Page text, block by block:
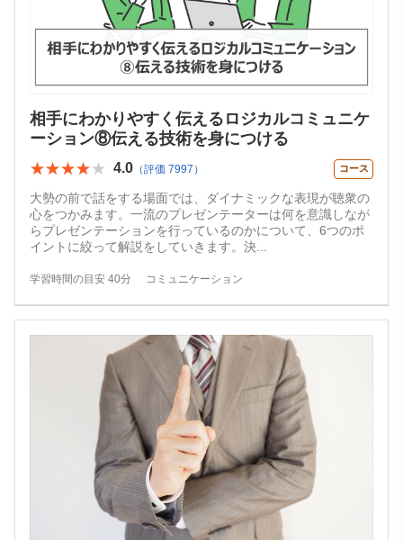
相手にわかりやすく伝えるロジカルコミュニケ
ーション⑧伝える技術を身につける
★★★★★
★★★★★ 4.0 （評価 7997） コース
大勢の前で話をする場面では、ダイナミックな表現が聴衆の
心をつかみます。一流のプレゼンテーターは何を意識しなが
らプレゼンテーションを行っているのかについて、6つのポ
イントに絞って解説をしていきます。決
学習時間の目安 40分 コミュニケーション